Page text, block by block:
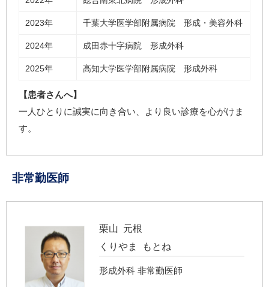
2023年 千葉大学医学部附属病院 形成・美容外科
2024年 成田赤十字病院 形成外科
2025年 高知大学医学部附属病院 形成外科
【患者さんへ】
一人ひとりに誠実に向き合い、より良い診療を心がけま
す。
非常勤医師
栗山 元根
くりやま もとね
形成外科 非常勤医師